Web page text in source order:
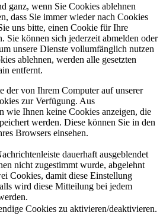
ganz, wenn Sie Cookies ablehnen
dass Sie immer wieder nach Cookies
uns bitte, einen Cookie für Ihre
Sie können sich jederzeit abmelden oder
unsere Dienste vollumfänglich nutzen
ablehnen, werden alle gesetzten
entfernt.
der von Ihrem Computer auf unserer
zur Verfügung. Aus
wie Ihnen keine Cookies anzeigen, die
werden. Diese können Sie in den
Browsers einsehen.
dauerhaft ausgeblendet
nicht zugestimmt wurde, abgelehnt
Cookies, damit diese Einstellung
wird diese Mitteilung bei jedem
Cookies zu aktivieren/deaktivieren.